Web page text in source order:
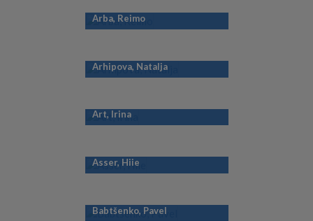
Arba, Reimo
Arhipova, Natalja
Art, Irina
Asser, Hiie
Babtšenko, Pavel